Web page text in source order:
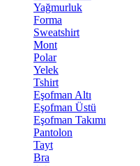
Yağmurluk
Forma
Sweatshirt
Mont
Polar
Yelek
Tshirt
Eşofman Altı
Eşofman Üstü
Eşofman Takımı
Pantolon
Tayt
Bra